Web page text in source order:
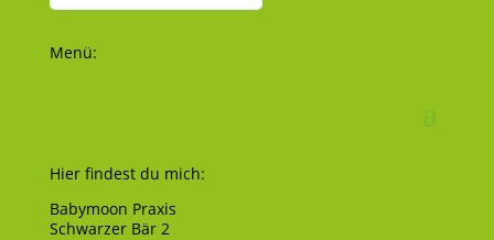
Menü:
Hier findest du mich:
Babymoon Praxis
Schwarzer Bär 2